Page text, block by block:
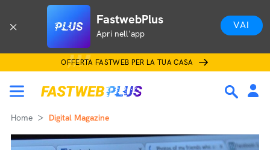
FastwebPlus
Apri nell'app
VAI
OFFERTA FASTWEB PER LA TUA CASA
Home Digital Magazine